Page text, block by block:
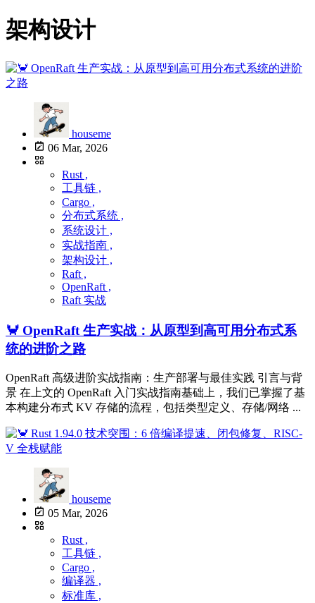
架构设计
houseme
06 Mar, 2026
Rust ,
工具链 ,
Cargo ,
分布式系统 ,
系统设计 ,
实战指南 ,
架构设计 ,
Raft ,
OpenRaft ,
Raft 实战
🦀 OpenRaft 生产实战：从原型到高可用分布式系
统的进阶之路
OpenRaft 高级进阶实战指南：生产部署与最佳实践 引言与背
景 在上文的 OpenRaft 入门实战指南基础上，我们已掌握了基
本构建分布式 KV 存储的流程，包括类型定义、存储/网络 ...
houseme
05 Mar, 2026
Rust ,
工具链 ,
Cargo ,
编译器 ,
标准库 ,